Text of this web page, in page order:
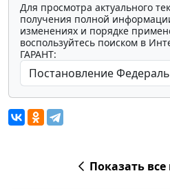
Для просмотра актуального
получения полной
изменениях и порядке
воспользуйтесь поиском в
ГАРАНТ:
Показать